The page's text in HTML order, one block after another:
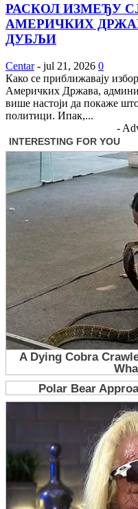
РАСКОЛ ИЗМЕЂУ
АМЕРИЧКИХ
ДУБЉИ
Centar - jul 21, 2026 0
Како се приближавају
Америчких Држава,
више настоји да покаже
политици. Ипак,...
-